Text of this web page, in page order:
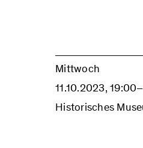
Mittwoch
11.10.2023,
Historisches